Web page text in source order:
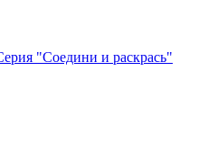
"Соедини и раскрась"